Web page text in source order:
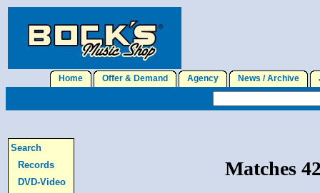
Home Offer & Demand Agency News / Archive
Search
Records
DVD-Video
Matches